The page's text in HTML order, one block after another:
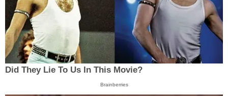
Did They Lie To Us In This Movie?
Brainberries